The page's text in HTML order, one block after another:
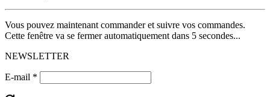
Vous pouvez maintenant commander et suivre vos commandes.
Cette fenêtre va se fermer automatiquement dans 5 secondes...
NEWSLETTER
E-mail *